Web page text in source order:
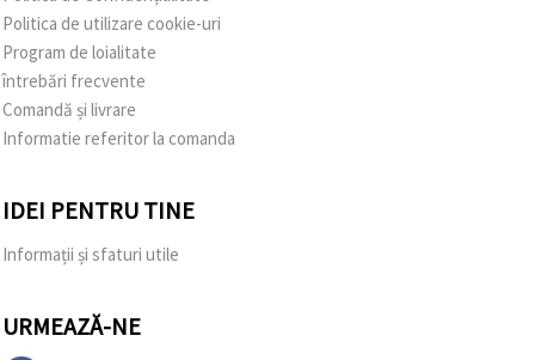
Politica de utilizare cookie-uri
Program de loialitate
întrebări frecvente
Comandă și livrare
Informatie referitor la comanda
IDEI PENTRU TINE
Informații și sfaturi utile
URMEAZĂ-NE